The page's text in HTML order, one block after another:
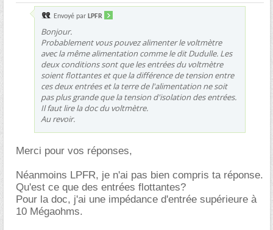
Envoyé par LPFR
Bonjour.
Probablement vous pouvez alimenter le voltmètre
avec la même alimentation comme le dit Dudulle. Les
deux conditions sont que les entrées du voltmètre
soient flottantes et que la différence de tension entre
ces deux entrées et la terre de l'alimentation ne soit
pas plus grande que la tension d'isolation des entrées.
Il faut lire la doc du voltmètre.
Au revoir.
Merci pour vos réponses,
Néanmoins LPFR, je n'ai pas bien compris ta réponse.
Qu'est ce que des entrées flottantes?
Pour la doc, j'ai une impédance d'entrée supérieure à
10 Mégaohms.